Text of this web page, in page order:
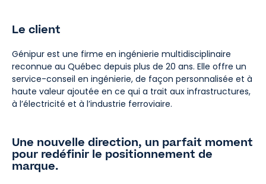
Le client
Génipur est une firme en ingénierie multidisciplinaire
reconnue au Québec depuis plus de 20 ans. Elle offre un
service-conseil en ingénierie, de façon personnalisée et à
haute valeur ajoutée en ce qui a trait aux infrastructures,
à l’électricité et à l’industrie ferroviaire.​​​​​​​
Une nouvelle direction, un parfait moment
pour redéfinir le positionnement de
marque.